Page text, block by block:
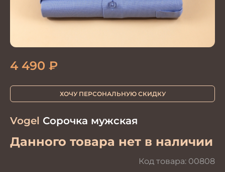
Vogel Сорочка мужская
Данного товара нет в наличии
Код товара: 00808
4 490 ₽
ХОЧУ ПЕРСОНАЛЬНУЮ СКИДКУ